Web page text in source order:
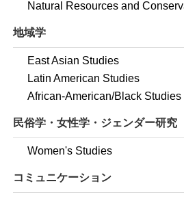
Natural Resources and
地域学
East Asian Studies
Latin American Studies
African-American/Black Studies
民俗学・女性学・ジェンダー研究
Women's Studies
コミュニケーション